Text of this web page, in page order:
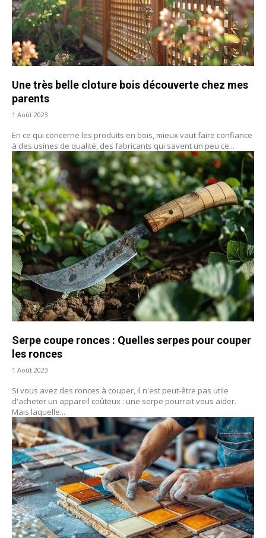
Une très belle cloture bois découverte chez mes
parents
1 Août 2023
En ce qui concerne les produits en bois, mieux vaut faire confiance
à des usines de qualité, des fabricants qui savent un peu ce...
Serpe coupe ronces : Quelles serpes pour couper
les ronces
1 Août 2023
Si vous avez des ronces à couper, il n'est peut-être pas utile
d'acheter un appareil coûteux : une serpe pourrait vous aider.
Mais laquelle...